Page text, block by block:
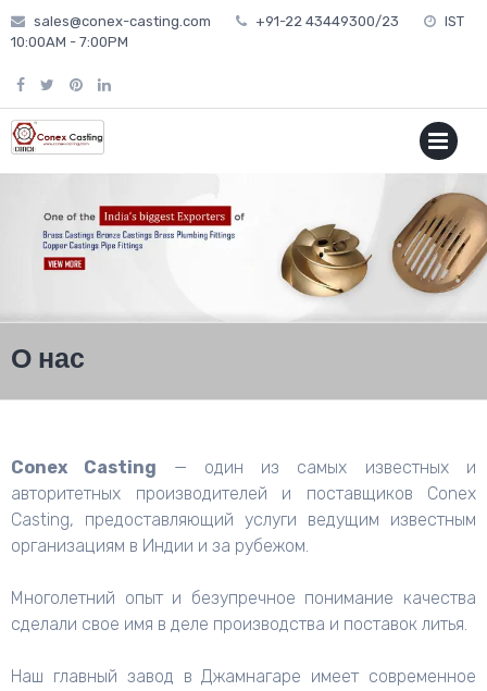
Skip
to
sales@conex-casting.com +91-22 43449300/23
IST
10:00AM - 7:00PM
MENU
О нас
Conex Casting — один из самых известных и
авторитетных производителей и поставщиков Conex
Casting, предоставляющий услуги ведущим известным
организациям в Индии и за рубежом.
Многолетний опыт и безупречное понимание качества
сделали свое имя в деле производства и поставок литья.
Наш главный завод в Джамнагаре имеет современное